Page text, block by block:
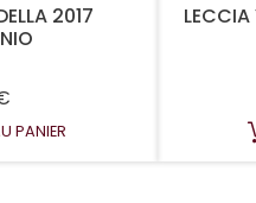
2017
Prix
PANIER
LECCIA